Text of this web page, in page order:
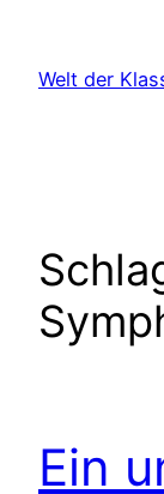
springen
Welt der
Ein